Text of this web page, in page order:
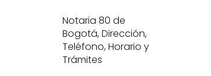
Notaria 80 de
Bogotá, Dirección,
Teléfono, Horario y
Trámites